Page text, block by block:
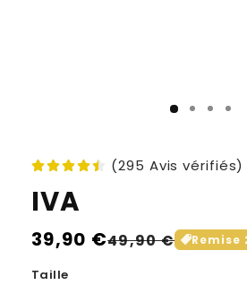
(295 Avis vérifiés)
IVA
Prix
habituel
39,90 €
Prix
soldé
49,90 € Remise
Taille